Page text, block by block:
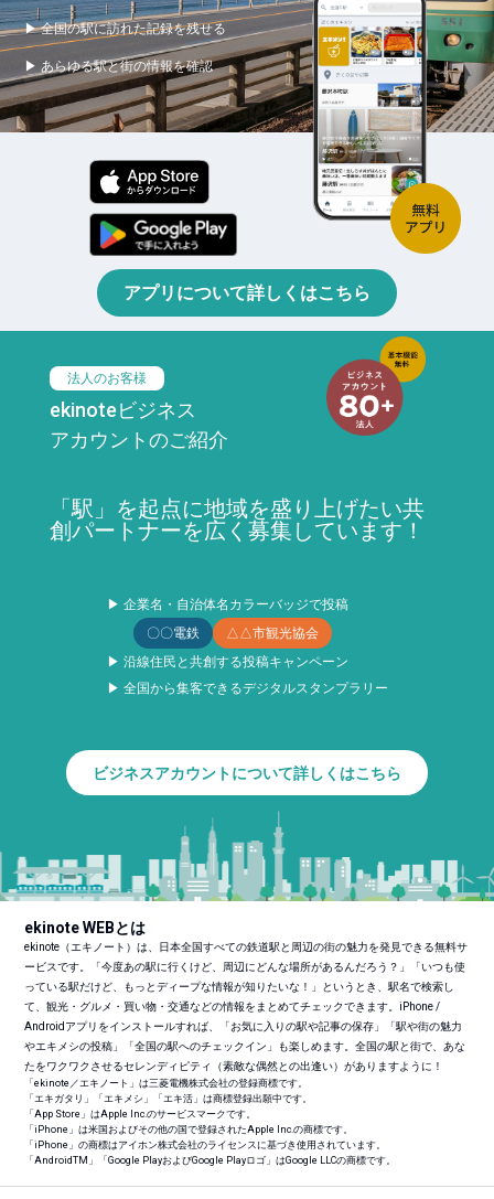
▶ 全国の駅に訪れた記録を残せる
▶ あらゆる駅と街の情報を確認
アプリについて詳しくはこちら
法人のお客様
ekinoteビジネス
アカウントのご紹介
「駅」を起点に地域を盛り上げたい共
創パートナーを広く募集しています！
▶ 企業名・自治体名カラーバッジで投稿
〇〇電鉄
△△市観光協会
▶ 沿線住民と共創する投稿キャンペーン
▶ 全国から集客できるデジタルスタンプラリー
ビジネスアカウントについて詳しくはこちら
ekinote WEBとは
ekinote（エキノート）は、日本全国すべての鉄道駅と周辺の街の魅力を発見できる無料サ
ービスです。「今度あの駅に行くけど、周辺にどんな場所があるんだろう？」「いつも使
っている駅だけど、もっとディープな情報が知りたいな！」というとき、駅名で検索し
て、観光・グルメ・買い物・交通などの情報をまとめてチェックできます。iPhone /
Androidアプリをインストールすれば、「お気に入りの駅や記事の保存」「駅や街の魅力
やエキメシの投稿」「全国の駅へのチェックイン」も楽しめます。全国の駅と街で、あな
たをワクワクさせるセレンディピティ（素敵な偶然との出逢い）がありますように！
「ekinote／エキノート」は三菱電機株式会社の登録商標です。
「エキガタリ」「エキメシ」「エキ活」は商標登録出願中です。
「App Store」はApple Inc.のサービスマークです。
「iPhone」は米国およびその他の国で登録されたApple Inc.の商標です。
「iPhone」の商標はアイホン株式会社のライセンスに基づき使用されています。
「AndroidTM 」「Google PlayおよびGoogle Playロゴ」はGoogle LLCの商標です。